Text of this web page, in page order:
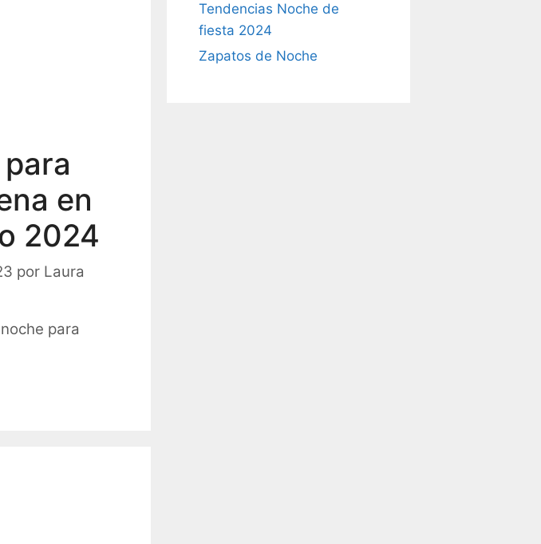
en
2024
por Laura
para
Tendencias Noche de
fiesta 2024
Zapatos de Noche